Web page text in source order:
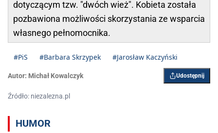
dotyczącym tzw. "dwóch wież". Kobieta została
pozbawiona możliwości skorzystania ze wsparcia
własnego pełnomocnika.
#PiS #Barbara Skrzypek #Jarosław Kaczyński
Autor: Michał Kowalczyk Udostępnij
Źródło: niezalezna.pl
HUMOR